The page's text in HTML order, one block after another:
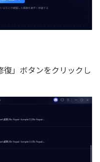
」ボタンをクリックし